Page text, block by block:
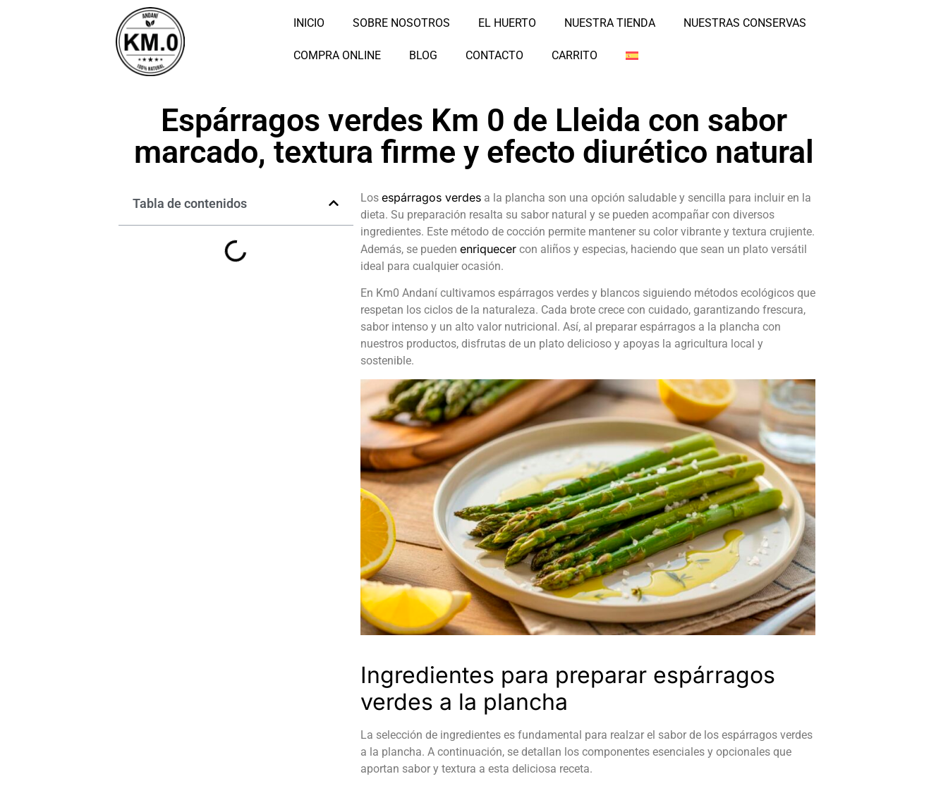
INICIO SOBRE NOSOTROS EL HUERTO NUESTRA TIENDA NUESTRAS CONSERVAS
COMPRA ONLINE BLOG CONTACTO CARRITO
Espárragos verdes Km 0 de Lleida con sabor
marcado, textura firme y efecto diurético natural
Tabla de contenidos Los espárragos verdesa la plancha son una opción saludable y sencilla para incluir en la
dieta. Su preparación resalta su sabor natural y se pueden acompañar con diversos
ingredientes. Este método de cocción permite mantener su color vibrante y textura crujiente.
Además, se pueden enriquecercon aliños y especias, haciendo que sean un plato versátil
ideal para cualquier ocasión.
En Km0 Andaní cultivamos espárragos verdes y blancos siguiendo métodos ecológicos que
respetan los ciclos de la naturaleza. Cada brote crece con cuidado, garantizando frescura,
sabor intenso y un alto valor nutricional. Así, al preparar espárragos a la plancha con
nuestros productos, disfrutas de un plato delicioso y apoyas la agricultura local y
sostenible.
Ingredientes para preparar espárragos
verdes a la plancha
La selección de ingredientes es fundamental para realzar el sabor de los espárragos verdes
a la plancha. A continuación, se detallan los componentes esenciales y opcionales que
aportan sabor y textura a esta deliciosa receta.